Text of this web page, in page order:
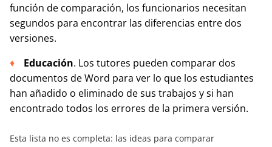
función de comparación, los funcionarios necesitan
segundos para encontrar las diferencias entre dos
versiones.
Educación. Los tutores pueden comparar dos
documentos de Word para ver lo que los estudiantes
han añadido o eliminado de sus trabajos y si han
encontrado todos los errores de la primera versión.
Esta lista no es completa: las ideas para comparar